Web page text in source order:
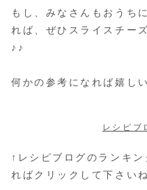
もし、みなさんもおうち
れば、ぜひスライスチー
♪♪
何かの参考になれば嬉し
レシピブ
↑レシピブログのランキ
ればクリックして下さい